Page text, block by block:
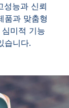
성능과 신뢰
품과 맞춤형
미적 기능
습니다.